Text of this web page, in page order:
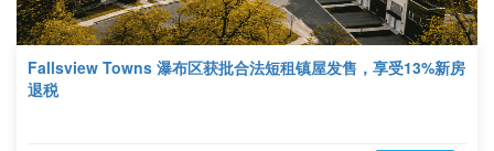
Fallsview Towns 瀑布区获批合法短租镇屋发售，享受13%新房
退税